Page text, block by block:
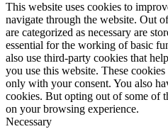
This website uses cookies to
navigate through the website. Out
are categorized as necessary are
essential for the working of basic
also use third-party cookies that
you use this website. These
only with your consent. You also
cookies. But opting out of some of
on your browsing experience.
Necessary